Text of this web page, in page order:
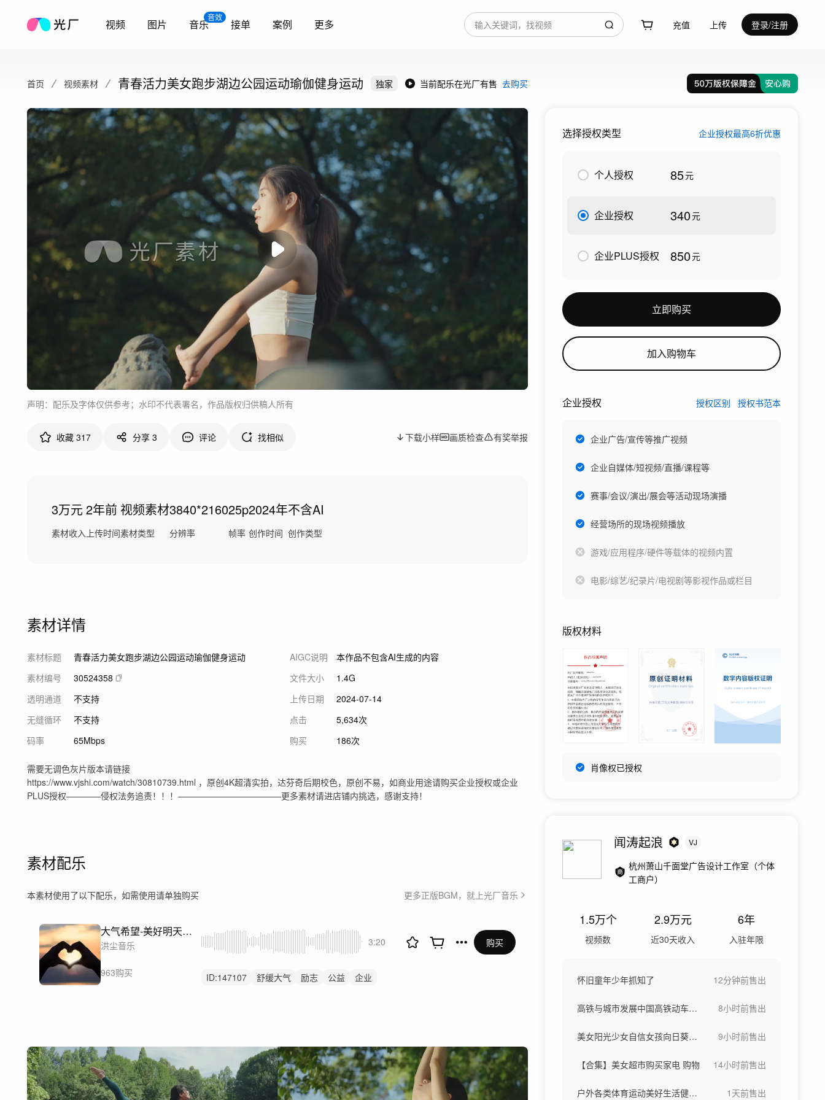
视频 图片
音效
音乐 接单 案例 更多 充值 上传 登录/注册
首页 视频素材 青春活力美女跑步湖边公园运动瑜伽健身运动 独家 当前配乐在光厂有售 去购买
声明：配乐及字体仅供参考；水印不代表署名，作品版权归供稿人所有
收藏 317 分享 3 评论 找相似 下载小样 画质检查 有奖举报
3万元
素材收入
2年前
上传时间
视频素材
素材类型
3840*2160
分辨率
25p
帧率
2024年
创作时间
不含AI
创作类型
素材详情
素材标题
青春活力美女跑步湖边公园运动瑜伽健身运动
素材编号
30524358
透明通道
不支持
无缝循环
不支持
码率
65Mbps
AIGC说明
本作品不包含AI生成的内容
文件大小
1.4G
上传日期
2024-07-14
点击
5,634次
购买
186次
需要无调色灰片版本请链接
https://www.vjshi.com/watch/30810739.html ，原创4K超清实拍，达芬奇后期校色，原创不易，如商业用途请购买企业授权或企业
PLUS授权————侵权法务追责！！！————————————更多素材请进店铺内挑选，感谢支持！
素材配乐
本素材使用了以下配乐，如需使用请单独购买 更多正版BGM，就上光厂音乐
大气希望-美好明天（励志温暖积极奋进）
洪尘音乐
963购买
3:20
ID:147107 舒缓大气 励志 公益
企业
购买
选择授权类型 企业授权最高6折优惠
个人授权 85元
企业授权 340元
企业PLUS授权 850元
立即购买
加入购物车
企业授权 授权区别 授权书范本
企业广告/宣传等推广视频
企业自媒体/短视频/直播/课程等
赛事/会议/演出/展会等活动现场演播
经营场所的现场视频播放
游戏/应用程序/硬件等载体的视频内置
电影/综艺/纪录片/电视剧等影视作品或栏目
版权材料
肖像权已授权
闻涛起浪 VJ
杭州萧山千面堂广告设计工作室（个体
工商户）
1.5万个
视频数
2.9万元
近30天收入
6年
入驻年限
怀旧童年少年抓知了 12分钟前售出
高铁与城市发展中国高铁动车高铁站候车大厅 8小时前售出
美女阳光少女自信女孩向日葵稻田骑车画画 9小时前售出
【合集】美女超市购买家电 购物 14小时前售出
户外各类体育运动美好生活健康生活城市宣传 1天前售出